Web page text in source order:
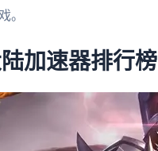
。
加速器排行榜